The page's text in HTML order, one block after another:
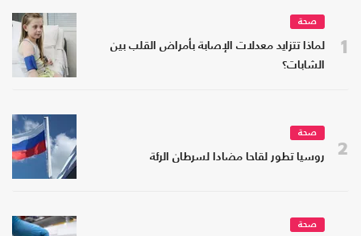
1
صحة
لماذا تتزايد معدلات الإصابة بأمراض القلب بين
الشابات؟
2
صحة
روسيا تطور لقاحا مضادا لسرطان الرئة
صحة